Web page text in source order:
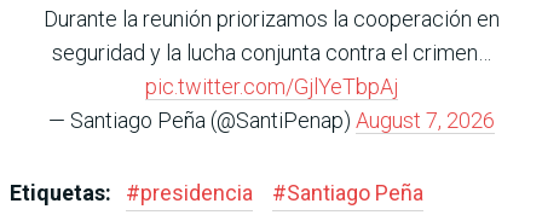
Durante la reunión priorizamos la cooperación en
seguridad y la lucha conjunta contra el crimen…
pic.twitter.com/GjlYeTbpAj
— Santiago Peña (@SantiPenap) August 7, 2026
Etiquetas: #presidencia #Santiago Peña